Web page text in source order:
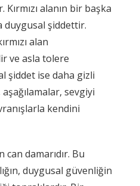
alanın bir başka
duygusal şiddettir.
alan
ve asla tolere
şiddet ise daha gizli
sevgiyi
kendini
damarıdır. Bu
duygusal güvenliğin